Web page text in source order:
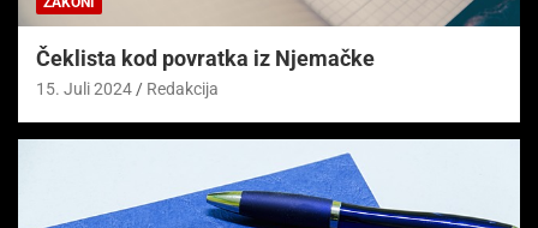
Čeklista kod povratka iz Njemačke
15. Juli 2024 Redakcija